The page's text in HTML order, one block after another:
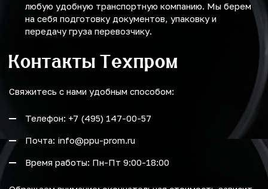
любую удобную транспортную компанию. Мы берем
на себя подготовку документов, упаковку и
передачу груза перевозчику.
Контакты Техпром
Свяжитесь с нами удобным способом:
Телефон: +7 (495) 147-00-57
Почта: info@ppu-prom.ru
Время работы: Пн-Пт 9:00-18:00